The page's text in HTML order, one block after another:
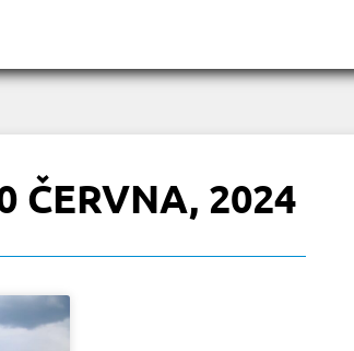
ČERVNA, 2024